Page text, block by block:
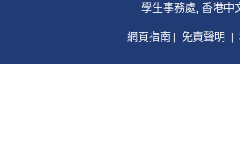
學生事務處, 香港中
網頁指南| 免責聲明 |